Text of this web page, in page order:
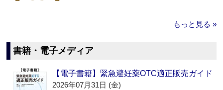
もっと見る »
書籍・電子メディア
【電子書籍】緊急避妊薬OTC適正販売ガイド
2026年07月31日 (金)